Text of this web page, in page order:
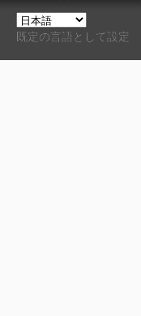
既定の言語として設定